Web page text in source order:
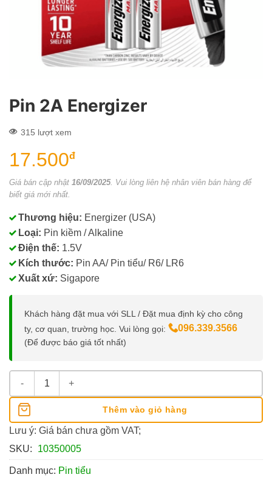
Pin 2A Energizer
315 lượt xem
17.500đ
Giá bán cập nhật 16/09/2025. Vui lòng liên hệ nhân viên bán hàng để
biết giá mới nhất.
Thương hiệu: Energizer (USA)
Loại: Pin kiềm / Alkaline
Điện thế: 1.5V
Kích thước: Pin AA/ Pin tiểu/ R6/ LR6
Xuất xứ: Sigapore
Khách hàng đặt mua với SLL / Đặt mua định kỳ cho công
ty, cơ quan, trường học. Vui lòng gọi:
096.339.3566
(Để được báo giá tốt nhất)
Pin 2A Energizer số lượng
Thêm vào giỏ hàng
Lưu ý: Giá bán chưa gồm VAT;
SKU:
10350005
Danh mục: Pin tiểu